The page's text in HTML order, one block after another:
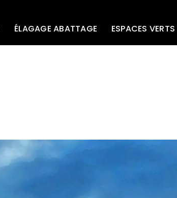
ÉLAGAGE ABATTAGE ESPACES VERTS